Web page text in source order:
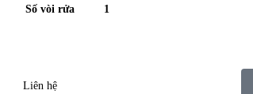
Số vòi rửa
1
Liên hệ